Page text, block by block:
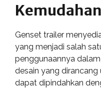
Genset trailer
yang menjadi salah
penggunaannya
desain yang
dapat dipindahkan